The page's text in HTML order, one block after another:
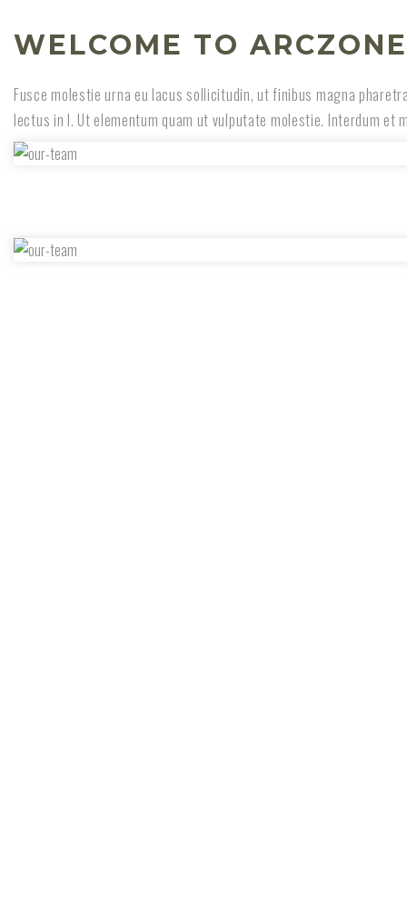
WELCOME TO ARCZONE
Fusce molestie urna eu lacus sollicitudin, ut finibus magna
lectus in l. Ut elementum quam ut vulputate molestie. Interdum et